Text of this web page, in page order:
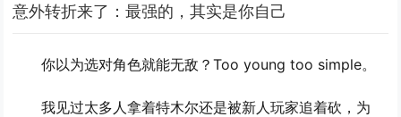
意外转折来了：最强的，其实是你自己
你以为选对角色就能无敌？Too young too simple。
我见过太多人拿着特木尔还是被新人玩家追着砍，为